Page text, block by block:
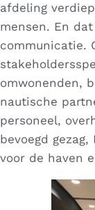
afdeling
mensen. En
communicatie.
omwonenden,
nautische
personeel,
bevoegd gezag,
voor de haven